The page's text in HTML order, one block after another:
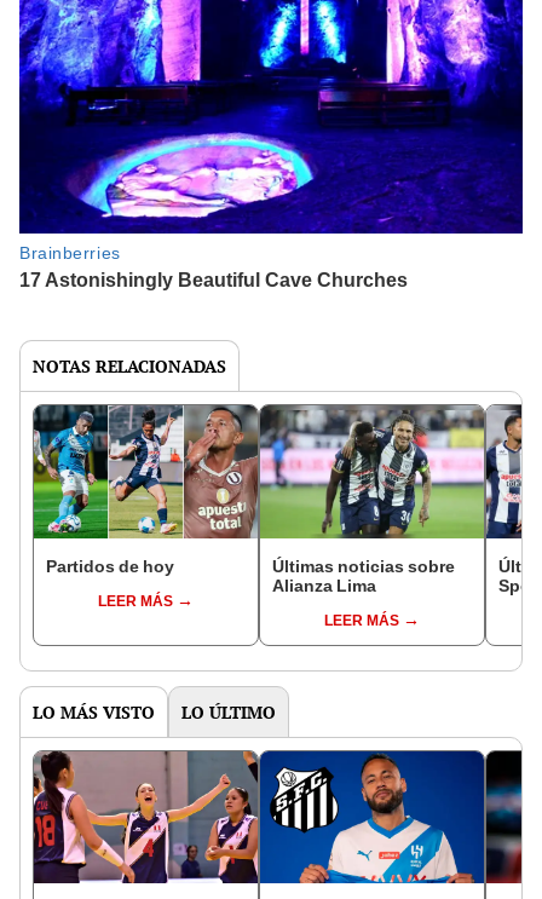
NOTAS RELACIONADAS
Partidos de hoy
LEER MÁS
Últimas noticias sobre
Alianza Lima
LEER MÁS
LO MÁS VISTO LO ÚLTIMO